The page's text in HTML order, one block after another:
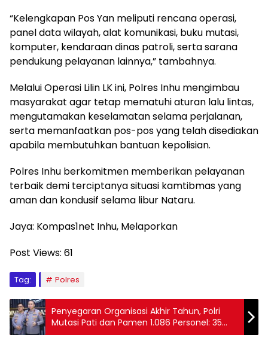
“Kelengkapan Pos Yan meliputi rencana operasi,
panel data wilayah, alat komunikasi, buku mutasi,
komputer, kendaraan dinas patroli, serta sarana
pendukung pelayanan lainnya,” tambahnya.
Melalui Operasi Lilin LK ini, Polres Inhu mengimbau
masyarakat agar tetap mematuhi aturan lalu lintas,
mengutamakan keselamatan selama perjalanan,
serta memanfaatkan pos-pos yang telah disediakan
apabila membutuhkan bantuan kepolisian.
Polres Inhu berkomitmen memberikan pelayanan
terbaik demi terciptanya situasi kamtibmas yang
aman dan kondusif selama libur Nataru.
Jaya: Kompas1net Inhu, Melaporkan
Post Views: 61
Tag: Polres
Penyegaran Organisasi Akhir Tahun, Polri
Mutasi Pati dan Pamen 1.086 Personel: 35
Polwan Raih Jabatan Strategis